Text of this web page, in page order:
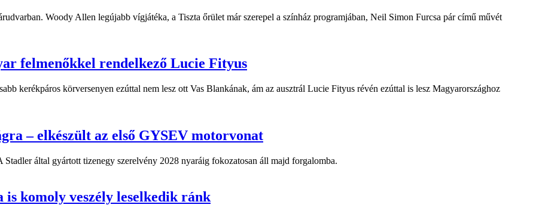
Woody Allen legújabb vígjátéka, a Tiszta őrület már szerepel a színház programjában, Neil Simon Furcsa pár című művét
felmenőkkel rendelkező Lucie Fityus
kerékpáros körversenyen ezúttal nem lesz ott Vas Blankának, ám az ausztrál Lucie Fityus révén ezúttal is lesz Magyarországhoz
– elkészült az első GYSEV motorvonat
által gyártott tizenegy szerelvény 2028 nyaráig fokozatosan áll majd forgalomba.
is komoly veszély leselkedik ránk